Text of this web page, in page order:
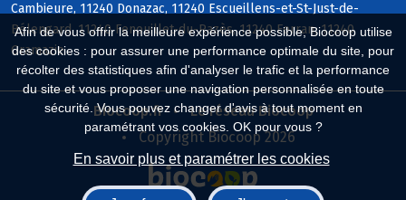
Afin de vous offrir la meilleure expérience possible, Biocoop utilise
des cookies : pour assurer une performance optimale du site, pour
récolter des statistiques afin d'analyser le trafic et la performance
du site et vous proposer une navigation personnalisée en toute
sécurité. Vous pouvez changer d'avis à tout moment en
paramétrant vos cookies. OK pour vous ?
En savoir plus et paramétrer les cookies
Cambieure, 11240 Donazac, 11240 Escueillens-et-St-Just-de-
Bélengard, 11240 Fenouillet-du-Razès, 11240 Ferran, 11240
Gramazie
Biocoop.fr
Le réseau Biocoop
Copyright Biocoop 2026